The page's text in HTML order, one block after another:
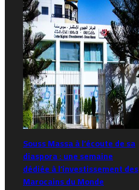
Souss Massa à l’écoute de sa
diaspora : une semaine
dédiée à l’investissement des
Marocains du Monde